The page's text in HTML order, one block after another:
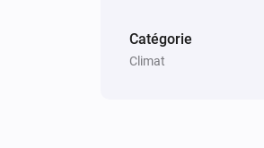
Catégorie
Climat